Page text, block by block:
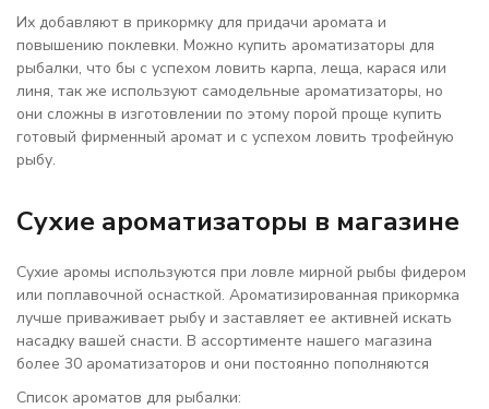
Их добавляют в прикормку для придачи аромата и
повышению поклевки. Можно купить ароматизаторы для
рыбалки, что бы с успехом ловить карпа, леща, карася или
линя, так же используют самодельные ароматизаторы, но
они сложны в изготовлении по этому порой проще купить
готовый фирменный аромат и с успехом ловить трофейную
рыбу.
Сухие ароматизаторы в магазине
Сухие аромы используются при ловле мирной рыбы фидером
или поплавочной оснасткой. Ароматизированная прикормка
лучше приваживает рыбу и заставляет ее активней искать
насадку вашей снасти. В ассортименте нашего магазина
более 30 ароматизаторов и они постоянно пополняются
Список ароматов для рыбалки: